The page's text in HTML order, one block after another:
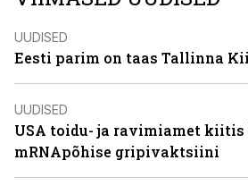
UUDISED
Eesti parim on taas Tallinna
UUDISED
USA toidu- ja ravimiamet kiitis
mRNApõhise gripivaktsiini